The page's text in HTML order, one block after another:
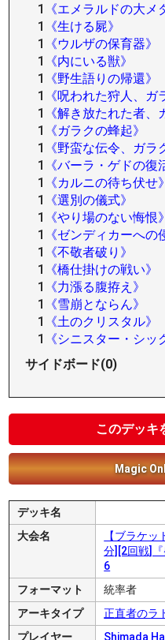
1
《エメラルドの大メ
1
《生ける屍》
1
《ウルザの保育器》
1
《内にいる獣》
1
《野生語りの帰還》
1
《呪われた狩人、ガ
1
《解き放たれた者、
1
《ガラクの蜂起》
1
《野蛮な伝令、ガラ
1
《バーラ・ゲドの復
1
《カルニの待ち伏せ》
1
《選別の儀式》
1
《やり場のない悔恨》
1
《ゼンディカーへの
1
《不敬者破り》
1
《橋仕掛けの戦い》
1
《力漲る腹拵え》
1
《雪崩とならん》
1
《土のクリスタル》
1
《シニスター・シッ
サイドボード(0)
このデッキ
Magic
デッキ名
大会名
【ブラケ
分][2回戦]
6
フォーマット
統率者
アーキタイプ
正直者のラ
プレイヤー
Shimada